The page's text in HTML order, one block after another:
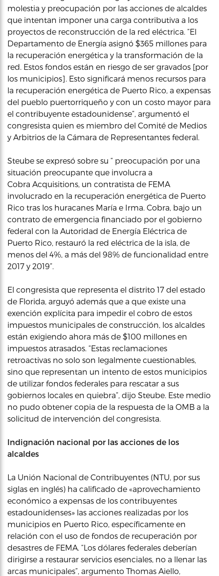
molestia y preocupación por las acciones de alcaldes
que intentan imponer una carga contributiva a los
proyectos de reconstrucción de la red eléctrica. “El
Departamento de Energía asignó $365 millones para
la recuperación energética y la transformación de la
red. Estos fondos están en riesgo de ser gravados [por
los municipios]. Esto significará menos recursos para
la recuperación energética de Puerto Rico, a expensas
del pueblo puertorriqueño y con un costo mayor para
el contribuyente estadounidense”, argumentó el
congresista quien es miembro del Comité de Medios
y Arbitrios de la Cámara de Representantes federal.
Steube se expresó sobre su “ preocupación por una
situación preocupante que involucra a
Cobra Acquisitions, un contratista de FEMA
involucrado en la recuperación energética de Puerto
Rico tras los huracanes María e Irma. Cobra, bajo un
contrato de emergencia financiado por el gobierno
federal con la Autoridad de Energía Eléctrica de
Puerto Rico, restauró la red eléctrica de la isla, de
menos del 4%, a más del 98% de funcionalidad entre
2017 y 2019”.
El congresista que representa el distrito 17 del estado
de Florida, arguyó además que a que existe una
exención explícita para impedir el cobro de estos
impuestos municipales de construcción, los alcaldes
están exigiendo ahora más de $100 millones en
impuestos atrasados. “Estas reclamaciones
retroactivas no solo son legalmente cuestionables,
sino que representan un intento de estos municipios
de utilizar fondos federales para rescatar a sus
gobiernos locales en quiebra”, dijo Steube. Este medio
no pudo obtener copia de la respuesta de la OMB a la
solicitud de intervención del congresista.
Indignación nacional por las acciones de los
alcaldes
La Unión Nacional de Contribuyentes (NTU, por sus
siglas en inglés) ha calificado de «aprovechamiento
económico a expensas de los contribuyentes
estadounidenses» las acciones realizadas por los
municipios en Puerto Rico, específicamente en
relación con el uso de fondos de recuperación por
desastres de FEMA. “Los dólares federales deberían
dirigirse a restaurar servicios esenciales, no a llenar las
arcas municipales”, argumento Thomas Aiello,